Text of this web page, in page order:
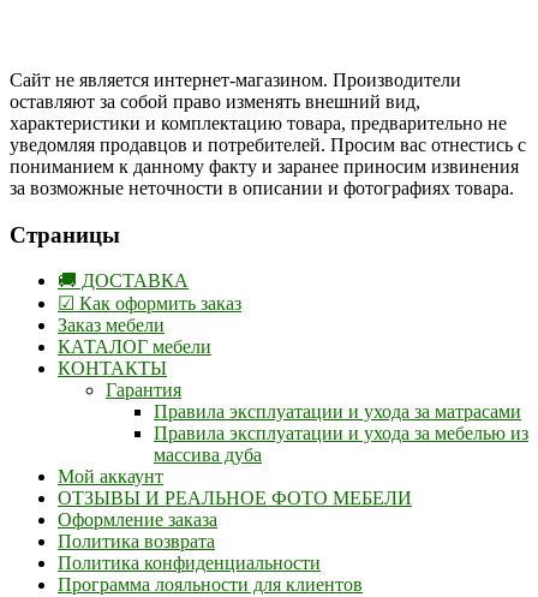
Сайт не является интернет-магазином. Производители
оставляют за собой право изменять внешний вид,
характеристики и комплектацию товара, предварительно не
уведомляя продавцов и потребителей. Просим вас отнестись с
пониманием к данному факту и заранее приносим извинения
за возможные неточности в описании и фотографиях товара.
Страницы
🚚 ДОСТАВКА
☑ Как оформить заказ
Заказ мебели
КАТАЛОГ мебели
КОНТАКТЫ
Гарантия
Правила эксплуатации и ухода за матрасами
Правила эксплуатации и ухода за мебелью из
массива дуба
Мой аккаунт
ОТЗЫВЫ И РЕАЛЬНОЕ ФОТО МЕБЕЛИ
Оформление заказа
Политика возврата
Политика конфиденциальности
Программа лояльности для клиентов